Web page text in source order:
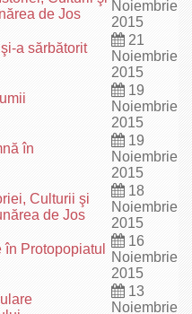
de Jos
Noiembrie
2015
a sărbătorit
21
Noiembrie
2015
19
Noiembrie
2015
în
19
Noiembrie
2015
Culturii şi
de Jos
18
Noiembrie
2015
Protopopiatul
16
Noiembrie
2015
13
Noiembrie